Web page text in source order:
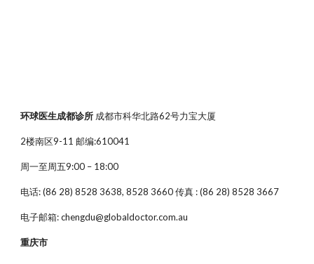
环球医生成都诊所 成都市科华北路62号力宝大厦
2楼南区9-11 邮编:610041
周一至周五9:00 – 18:00
电话: (86 28) 8528 3638, 8528 3660 传真 : (86 28) 8528 3667
电子邮箱: chengdu@globaldoctor.com.au
重庆市